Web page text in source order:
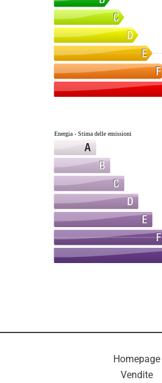
Energia - Stima delle emissioni
Homepage
Vendite